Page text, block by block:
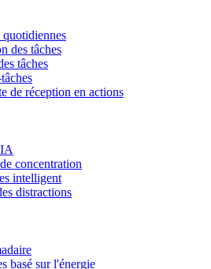
quotidiennes
des tâches
tâches
de réception en actions
concentration
intelligent
distractions
basé sur l'énergie